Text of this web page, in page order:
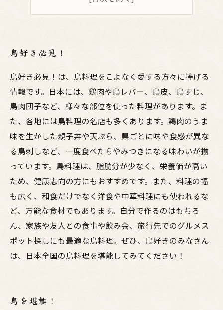
鳥好き必見！
鳥好き必見！は、鳥料理をこよなく愛する方々に捧げる
情報です。日本には、鶏肉や鳥レバー、鳥皮、鳥すじ、
鳥肉団子など、様々な部位を使った料理があります。ま
た、各地には鳥料理の名店も多くあります。鶏肉のうま
味を生かした親子丼や天ぷら、県ごとに味や食感が異な
る鳥刺しなど、一度食べたらやみつきになる味わいが揃
っています。鳥料理は、脂肪分が少なく、栄養価が高い
ため、健康志向の方にもおすすめです。また、料理の幅
も広く、和食だけでなく洋食や中華料理にも使われるな
ど、万能な食材でもあります。自分で作るのはもちろ
ん、家族や友人との食事や飲み会、旅行先でのグルメス
ポット探しにも最適な鳥料理。ぜひ、鳥好きのみなさん
は、日本全国の鳥料理を堪能してみてください！
鳥を堪能！